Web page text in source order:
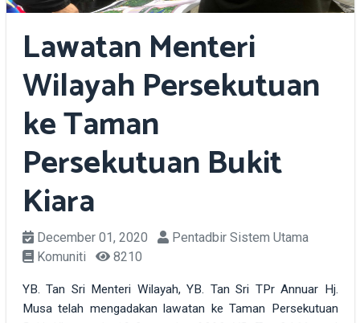
Lawatan Menteri
Wilayah Persekutuan
ke Taman
Persekutuan Bukit
Kiara
December 01, 2020
Pentadbir Sistem Utama
Komuniti
8210
YB. Tan Sri Menteri Wilayah, YB. Tan Sri TPr Annuar Hj.
Musa telah mengadakan lawatan ke Taman Persekutuan